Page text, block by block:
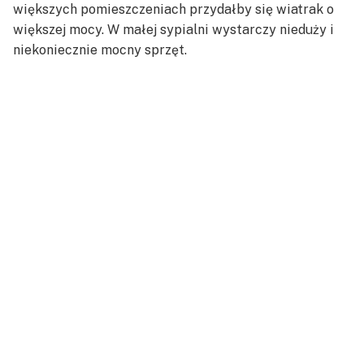
większych pomieszczeniach przydałby się wiatrak o
większej mocy. W małej sypialni wystarczy nieduży i
niekoniecznie mocny sprzęt.